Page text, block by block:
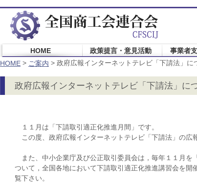
HOME 政策提言・意見活動 事業者
HOME > ご案内 > 政府広報インターネットテレビ「下請法」に
政府広報インターネットテレビ「下請法」に
１１月は「下請取引適正化推進月間」です。
この度、政府広報インターネットテレビ「下請法」の広
また、中小企業庁及び公正取引委員会は，毎年１１月を
ついて，全国各地において下請取引適正化推進講習会を
覧下さい。